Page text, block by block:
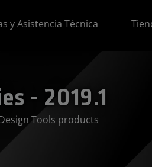
y Asistencia Técnica
- 2019.1
Tools products